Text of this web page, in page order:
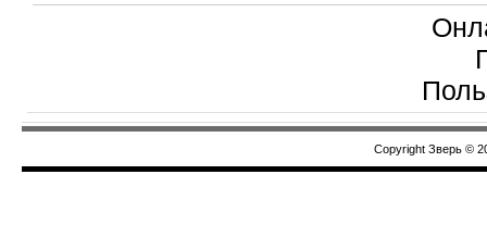
Copyright Зверь ©